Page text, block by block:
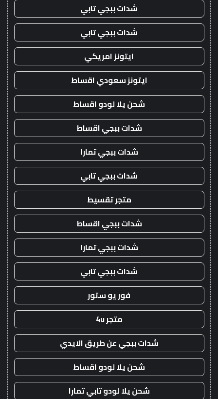
شدات ببجي تابي
شدات ببجي تابي
ايتونز امريكي
ايتونز سعودي اقساط
شحن يلا لودو اقساط
شدات ببجي اقساط
شدات ببجي تمارا
شدات ببجي تابي
متجر تقسيط
شدات ببجي اقساط
شدات ببجي تمارا
شدات ببجي تابي
فور يو ستور
متجر 4u
شدات ببجي عن طريق الايدي
شحن يلا لودو اقساط
شحن يلا لودو تابي تمارا